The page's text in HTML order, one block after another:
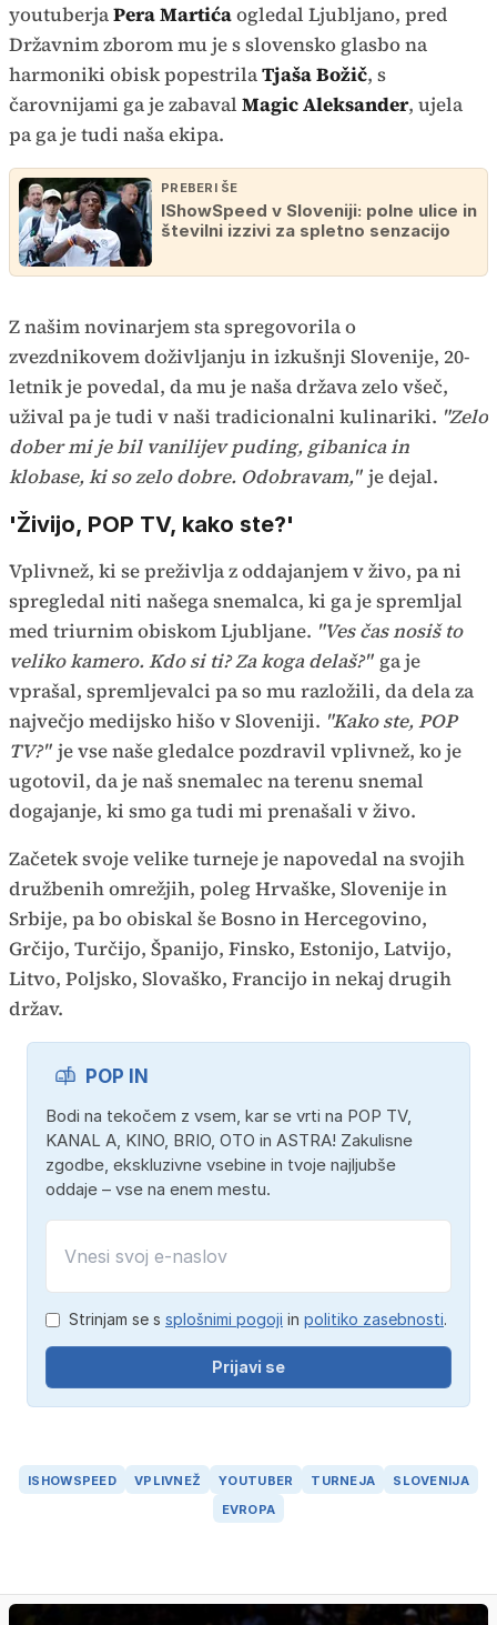
youtuberjaPera Martićaogledal Ljubljano, pred
Državnim zborom mu je s slovensko glasbo na
harmoniki obisk popestrilaTjaša Božič, s
čarovnijami ga je zabaval Magic Aleksander, ujela
pa ga je tudi naša ekipa.
PREBERI ŠE
IShowSpeed v Sloveniji: polne ulice in
številni izzivi za spletno senzacijo
Z našim novinarjem sta spregovorila o
zvezdnikovem doživljanju in izkušnji Slovenije, 20-
letnik je povedal, da mu je naša država zelo všeč,
užival pa je tudi v naši tradicionalni kulinariki. "Zelo
dober mi je bil vanilijev puding, gibanica in
klobase, ki so zelo dobre. Odobravam," je dejal.
'Živijo, POP TV, kako ste?'
Vplivnež, ki se preživlja z oddajanjem v živo, pa ni
spregledal niti našega snemalca, ki ga je spremljal
med triurnim obiskom Ljubljane. "Ves čas nosiš to
veliko kamero. Kdo si ti? Za koga delaš?" ga je
vprašal, spremljevalci pa so mu razložili, da dela za
največjo medijsko hišo v Sloveniji. "Kako ste, POP
TV?" je vse naše gledalce pozdravil vplivnež, ko je
ugotovil, da je naš snemalec na terenu snemal
dogajanje, ki smo ga tudi mi prenašali v živo.
Začetek svoje velike turneje je napovedal na svojih
družbenih omrežjih, poleg Hrvaške, Slovenije in
Srbije, pa bo obiskal še Bosno in Hercegovino,
Grčijo, Turčijo, Španijo, Finsko, Estonijo, Latvijo,
Litvo, Poljsko, Slovaško, Francijo in nekaj drugih
držav.
POP IN
Bodi na tekočem z vsem, kar se vrti na POP TV,
KANAL A, KINO, BRIO, OTO in ASTRA! Zakulisne
zgodbe, ekskluzivne vsebine in tvoje najljubše
oddaje – vse na enem mestu.
Strinjam se s splošnimi pogoji in politiko zasebnosti.
Prijavi se
ISHOWSPEED VPLIVNEŽ YOUTUBER TURNEJA
SLOVENIJA
EVROPA